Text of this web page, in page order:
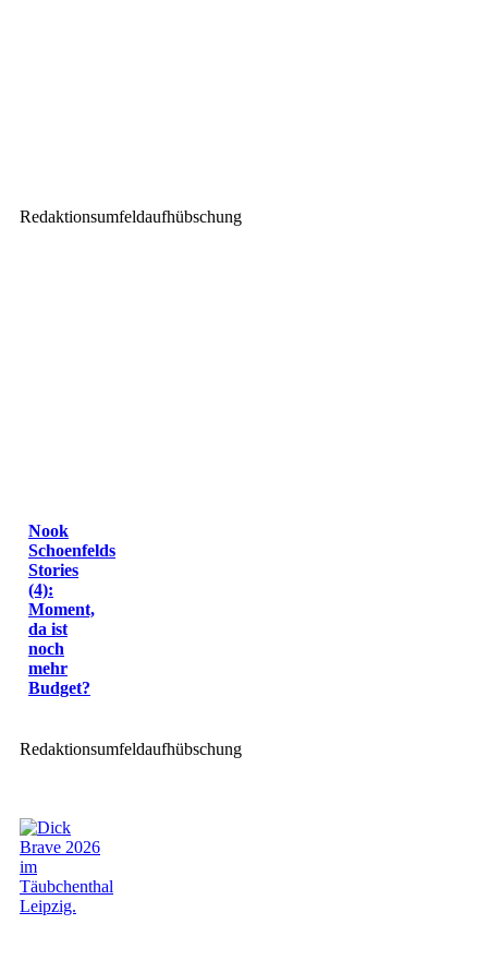
Redaktionsumfeldaufhübschung
Nook
Schoenfelds
Stories
(4):
Moment,
da ist
noch
mehr
Budget?
Redaktionsumfeldaufhübschung